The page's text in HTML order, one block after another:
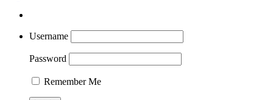
Username
Password
Remember Me